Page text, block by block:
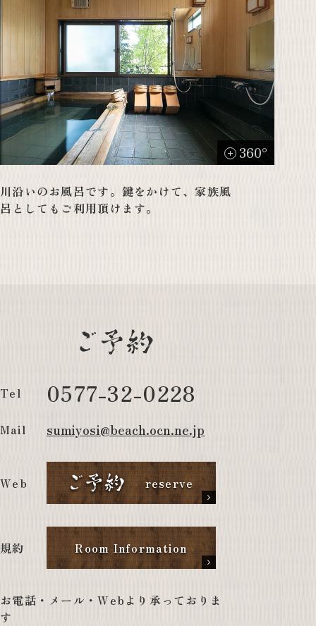
360°
川沿いのお風呂です。鍵をかけて、家族風
呂としてもご利用頂けます。
Tel 0577-32-0228
Mail sumiyosi@beach.ocn.ne.jp
Web reserve
規約 Room Information
お電話・メール・Webより承っておりま
す